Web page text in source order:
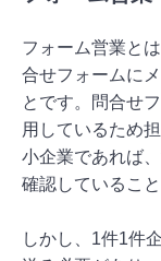
フォーム営業と
合せフォームに
とです。問合せ
用しているため
小企業であれば
確認していること
しかし、1件1件